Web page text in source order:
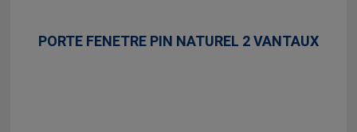
PORTE FENETRE PIN NATUREL 2 VANTAUX